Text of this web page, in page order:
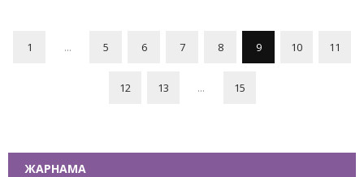
1 ... 5 6 7 8 9 10 11
12 13 ... 15
ЖАРНАМА